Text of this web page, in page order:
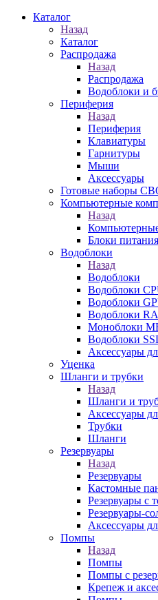
Каталог
Назад
Каталог
Распродажа
Назад
Распродажа
Водоблоки и
Периферия
Назад
Периферия
Клавиатуры
Гарнитуры
Мыши
Аксессуары
Готовые наборы
Компьютерные
Назад
Блоки питания
Водоблоки
Назад
Водоблоки
Водоблоки
Водоблоки
Водоблоки
Моноблоки
Водоблоки
Аксессуары
Уценка
Шланги и трубки
Назад
Шланги и
Аксессуары
Трубки
Шланги
Резервуары
Назад
Резервуары
Кастомные
Резервуары с
Резервуары-
Аксессуары
Помпы
Назад
Помпы
Помпы с
Крепеж и